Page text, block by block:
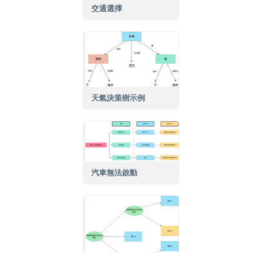
交通選擇
天氣決策樹示例
汽車無法啟動